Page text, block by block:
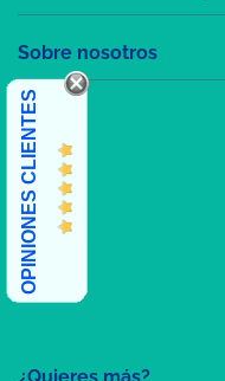
¿Quieres más?
Sobre nosotros
OPINIONES CLIENTES